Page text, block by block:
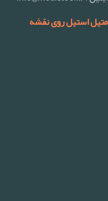
متیل استیل روی نقشه